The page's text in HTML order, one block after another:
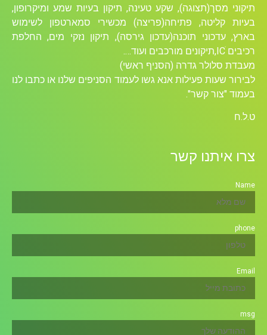
תיקוני מסך(תצוגה), שקע טעינה, תיקון בעיות שמע ומיקרופון,
בעיות קליטה, פתיחה(פריצה) מכשירי סמארטפון לשימוש
בארץ, עדכוני תוכנה(עדכון גירסה), תיקון נזקי מים, החלפת
רכיבים ICׁ,תיקונים מורכבים ועוד….
מעבדת סלולר גדרה (הסניף ראשי)
לבירור שעות פעילות אנא גשו לעמוד הסניפים שלנו או כתבו לנו
בעמוד "צור קשר".
ט.ל.ח
צרו איתנו קשר
Name
phone
Email
msg